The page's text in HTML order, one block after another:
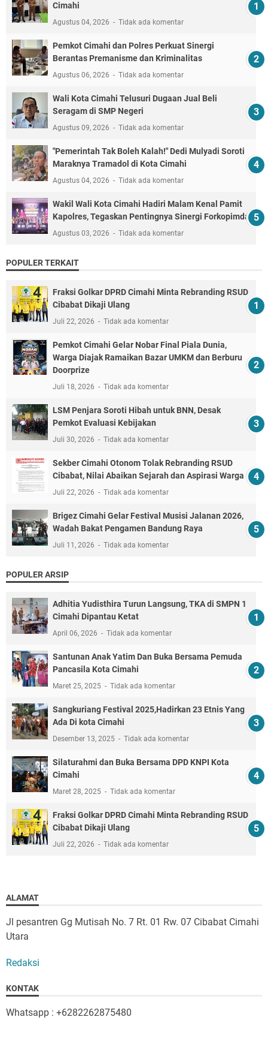
Cimahi
Agustus 04, 2026 Tidak ada komentar
Pemkot Cimahi dan Polres Perkuat Sinergi
Berantas Premanisme dan Kriminalitas
Agustus 06, 2026 Tidak ada komentar
Wali Kota Cimahi Telusuri Dugaan Jual Beli
Seragam di SMP Negeri
Agustus 09, 2026 Tidak ada komentar
"Pemerintah Tak Boleh Kalah!" Dedi Mulyadi Soroti
Maraknya Tramadol di Kota Cimahi
Agustus 04, 2026 Tidak ada komentar
Wakil Wali Kota Cimahi Hadiri Malam Kenal Pamit
Kapolres, Tegaskan Pentingnya Sinergi Forkopimda
Agustus 03, 2026 Tidak ada komentar
POPULER TERKAIT
Fraksi Golkar DPRD Cimahi Minta Rebranding RSUD
Cibabat Dikaji Ulang
Juli 22, 2026 Tidak ada komentar
Pemkot Cimahi Gelar Nobar Final Piala Dunia,
Warga Diajak Ramaikan Bazar UMKM dan Berburu
Doorprize
Juli 18, 2026 Tidak ada komentar
LSM Penjara Soroti Hibah untuk BNN, Desak
Pemkot Evaluasi Kebijakan
Juli 30, 2026 Tidak ada komentar
Sekber Cimahi Otonom Tolak Rebranding RSUD
Cibabat, Nilai Abaikan Sejarah dan Aspirasi Warga
Juli 22, 2026 Tidak ada komentar
Brigez Cimahi Gelar Festival Musisi Jalanan 2026,
Wadah Bakat Pengamen Bandung Raya
Juli 11, 2026 Tidak ada komentar
POPULER ARSIP
Adhitia Yudisthira Turun Langsung, TKA di SMPN 1
Cimahi Dipantau Ketat
April 06, 2026 Tidak ada komentar
Santunan Anak Yatim Dan Buka Bersama Pemuda
Pancasila Kota Cimahi
Maret 25, 2025 Tidak ada komentar
Sangkuriang Festival 2025,Hadirkan 23 Etnis Yang
Ada Di kota Cimahi
Desember 13, 2025 Tidak ada komentar
Silaturahmi dan Buka Bersama DPD KNPI Kota
Cimahi
Maret 28, 2025 Tidak ada komentar
Fraksi Golkar DPRD Cimahi Minta Rebranding RSUD
Cibabat Dikaji Ulang
Juli 22, 2026 Tidak ada komentar
ALAMAT
Jl pesantren Gg Mutisah No. 7 Rt. 01 Rw. 07 Cibabat Cimahi
Utara
Redaksi
KONTAK
Whatsapp : +6282262875480